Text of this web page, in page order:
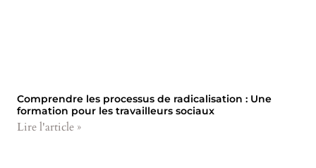
Comprendre les processus de radicalisation : Une
formation pour les travailleurs sociaux
Lire l'article »